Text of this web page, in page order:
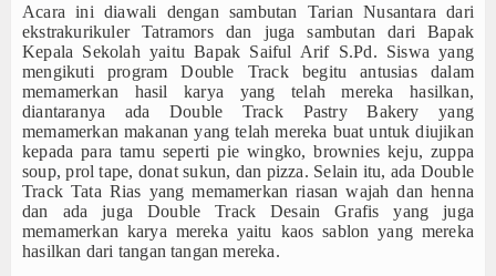
Acara ini diawali dengan sambutan Tarian Nusantara dari
ekstrakurikuler Tatramors dan juga sambutan dari Bapak
Kepala Sekolah yaitu Bapak Saiful Arif S.Pd. Siswa yang
mengikuti program Double Track begitu antusias dalam
memamerkan hasil karya yang telah mereka hasilkan,
diantaranya ada Double Track Pastry Bakery yang
memamerkan makanan yang telah mereka buat untuk diujikan
kepada para tamu seperti pie wingko, brownies keju, zuppa
soup, prol tape, donat sukun, dan pizza. Selain itu, ada Double
Track Tata Rias yang memamerkan riasan wajah dan henna
dan ada juga Double Track Desain Grafis yang juga
memamerkan karya mereka yaitu kaos sablon yang mereka
hasilkan dari tangan tangan mereka.